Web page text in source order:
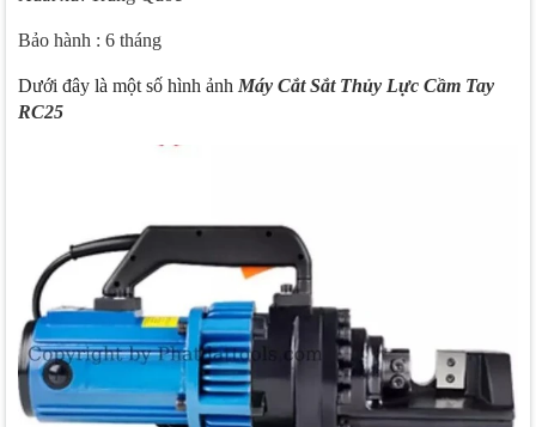
Bảo hành : 6 tháng
Dưới đây là một số hình ảnh Máy Cắt Sắt Thủy Lực Cầm Tay
RC25